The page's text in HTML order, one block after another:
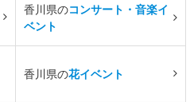
香川県のコンサート・音楽イ
ベント
香川県の花イベント